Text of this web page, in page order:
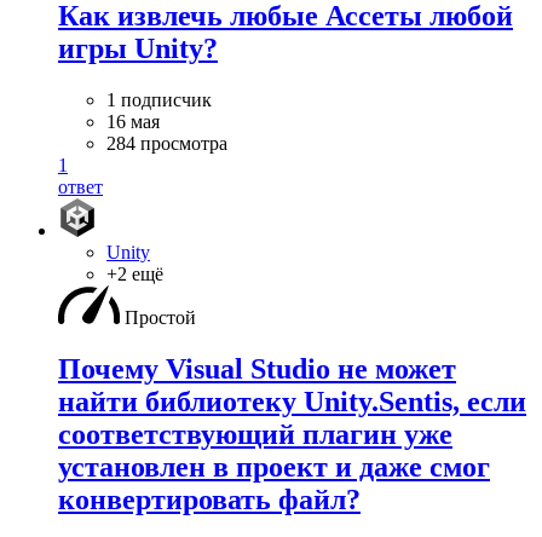
Как извлечь любые Ассеты любой
игры Unity?
1 подписчик
16 мая
284 просмотра
1
ответ
Unity
+2 ещё
Простой
Почему Visual Studio не может
найти библиотеку Unity.Sentis, если
соответствующий плагин уже
установлен в проект и даже смог
конвертировать файл?